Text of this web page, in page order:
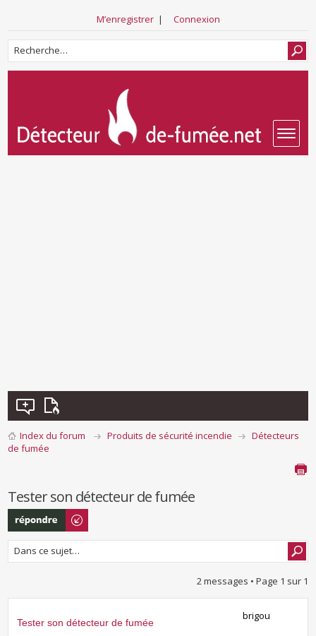
M’enregistrer| Connexion
Index du forum Produits de sécurité incendie
Détecteurs
de fumée
Tester son détecteur de fumée
Répondre
2 messages • Page 1 sur 1
Tester son détecteur de fumée
brigou